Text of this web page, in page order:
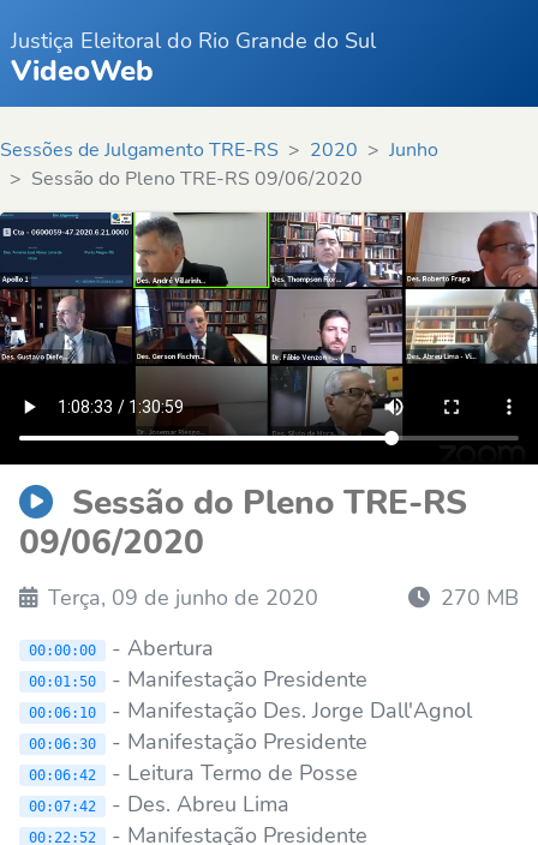
Justiça Eleitoral do Rio Grande do Sul
VideoWeb
Sessões de Julgamento TRE-RS 2020
Junho
Sessão do Pleno TRE-RS 09/06/2020
Sessão do Pleno TRE-RS
09/06/2020
Terça, 09 de junho de 2020 270 MB
00:00:00 - Abertura
00:01:50 - Manifestação Presidente
00:06:10 - Manifestação Des. Jorge Dall'Agnol
00:06:30 - Manifestação Presidente
00:06:42 - Leitura Termo de Posse
00:07:42 - Des. Abreu Lima
00:22:52 - Manifestação Presidente